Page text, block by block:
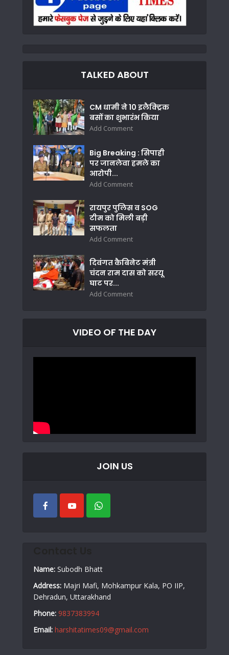
TALKED ABOUT
CM धामी ने 10 इलैक्ट्रिक
बसों का शुभारंभ किया
Add Comment
Big Breaking : सिपाही
पर जानलेवा हमले का
आरोपी...
Add Comment
रायपुर पुलिस व SOG
टीम को मिली बड़ी
सफलता
Add Comment
दिवंगत कैबिनेट मंत्री
चंदन राम दास को सरयू
घाट पर...
Add Comment
VIDEO OF THE DAY
JOIN US
Name: Subodh Bhatt
Address: Majri Mafi, Mohkampur Kala, PO IIP,
Dehradun, Uttarakhand
Phone: 9837383994
Email: harshitatimes09@gmail.com